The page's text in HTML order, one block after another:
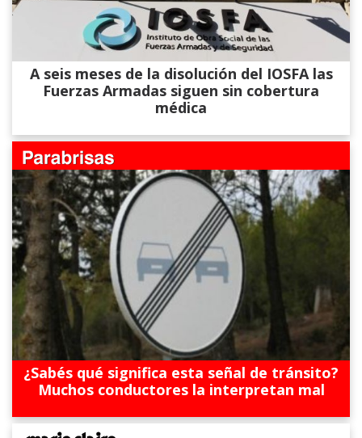
A seis meses de la disolución del IOSFA las
Fuerzas Armadas siguen sin cobertura
médica
¿Sabés qué significa esta señal de tránsito?
Muchos conductores la interpretan mal